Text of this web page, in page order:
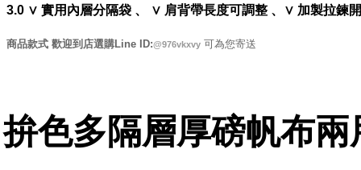
3.0 ∨ 實用內層分隔袋 、 ∨ 肩背帶長度可調整 、∨ 加製拉鍊
商品款式 歡迎到店選購Line ID:@976vkxvy 可為您寄送
拚色多隔層厚磅帆布